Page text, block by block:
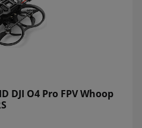
DJI O4 Pro FPV Whoop